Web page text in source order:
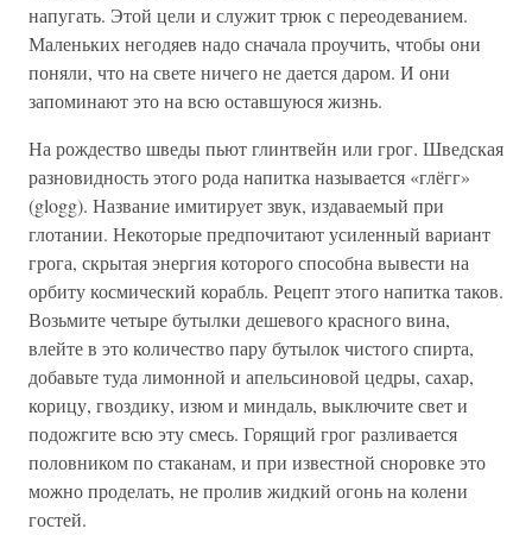
напугать. Этой цели и служит трюк с переодеванием.
Маленьких негодяев надо сначала проучить, чтобы они
поняли, что на свете ничего не дается даром. И они
запоминают это на всю оставшуюся жизнь.
На рождество шведы пьют глинтвейн или грог. Шведская
разновидность этого рода напитка называется «глёгг»
(glogg). Название имитирует звук, издаваемый при
глотании. Некоторые предпочитают усиленный вариант
грога, скрытая энергия которого способна вывести на
орбиту космический корабль. Рецепт этого напитка таков.
Возьмите четыре бутылки дешевого красного вина,
влейте в это количество пару бутылок чистого спирта,
добавьте туда лимонной и апельсиновой цедры, сахар,
корицу, гвоздику, изюм и миндаль, выключите свет и
подожгите всю эту смесь. Горящий грог разливается
половником по стаканам, и при известной сноровке это
можно проделать, не пролив жидкий огонь на колени
гостей.